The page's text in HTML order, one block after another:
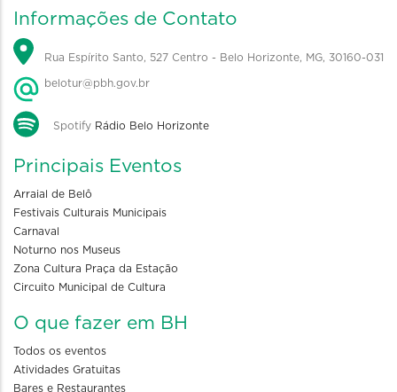
Informações de Contato
Rua Espírito Santo, 527 Centro - Belo Horizonte, MG, 30160-031
belotur@pbh.gov.br
Spotify Rádio Belo Horizonte
Principais Eventos
Arraial de Belô
Festivais Culturais Municipais
Carnaval
Noturno nos Museus
Zona Cultura Praça da Estação
Circuito Municipal de Cultura
O que fazer em BH
Todos os eventos
Atividades Gratuitas
Bares e Restaurantes